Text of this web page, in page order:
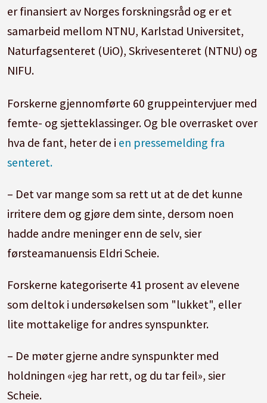
er finansiert av Norges forskningsråd og er et
samarbeid mellom NTNU, Karlstad Universitet,
Naturfagsenteret (UiO), Skrivesenteret (NTNU) og
NIFU.
Forskerne gjennomførte 60 gruppeintervjuer med
femte- og sjetteklassinger. Og ble overrasket over
hva de fant, heter de i en pressemelding fra
senteret.
– Det var mange som sa rett ut at de det kunne
irritere dem og gjøre dem sinte, dersom noen
hadde andre meninger enn de selv, sier
førsteamanuensis Eldri Scheie.
Forskerne kategoriserte 41 prosent av elevene
som deltok i undersøkelsen som "lukket", eller
lite mottakelige for andres synspunkter.
– De møter gjerne andre synspunkter med
holdningen «jeg har rett, og du tar feil», sier
Scheie.